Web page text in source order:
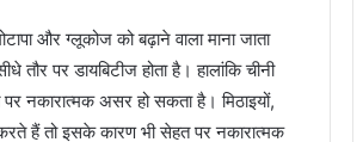
और ग्लूकोज को बढ़ाने वाला माना जाता
पर डायबिटीज होता है। हालांकि चीनी
असर हो सकता है। मिठाइयों,
हैं तो इसके कारण भी सेहत पर नकारात्मक